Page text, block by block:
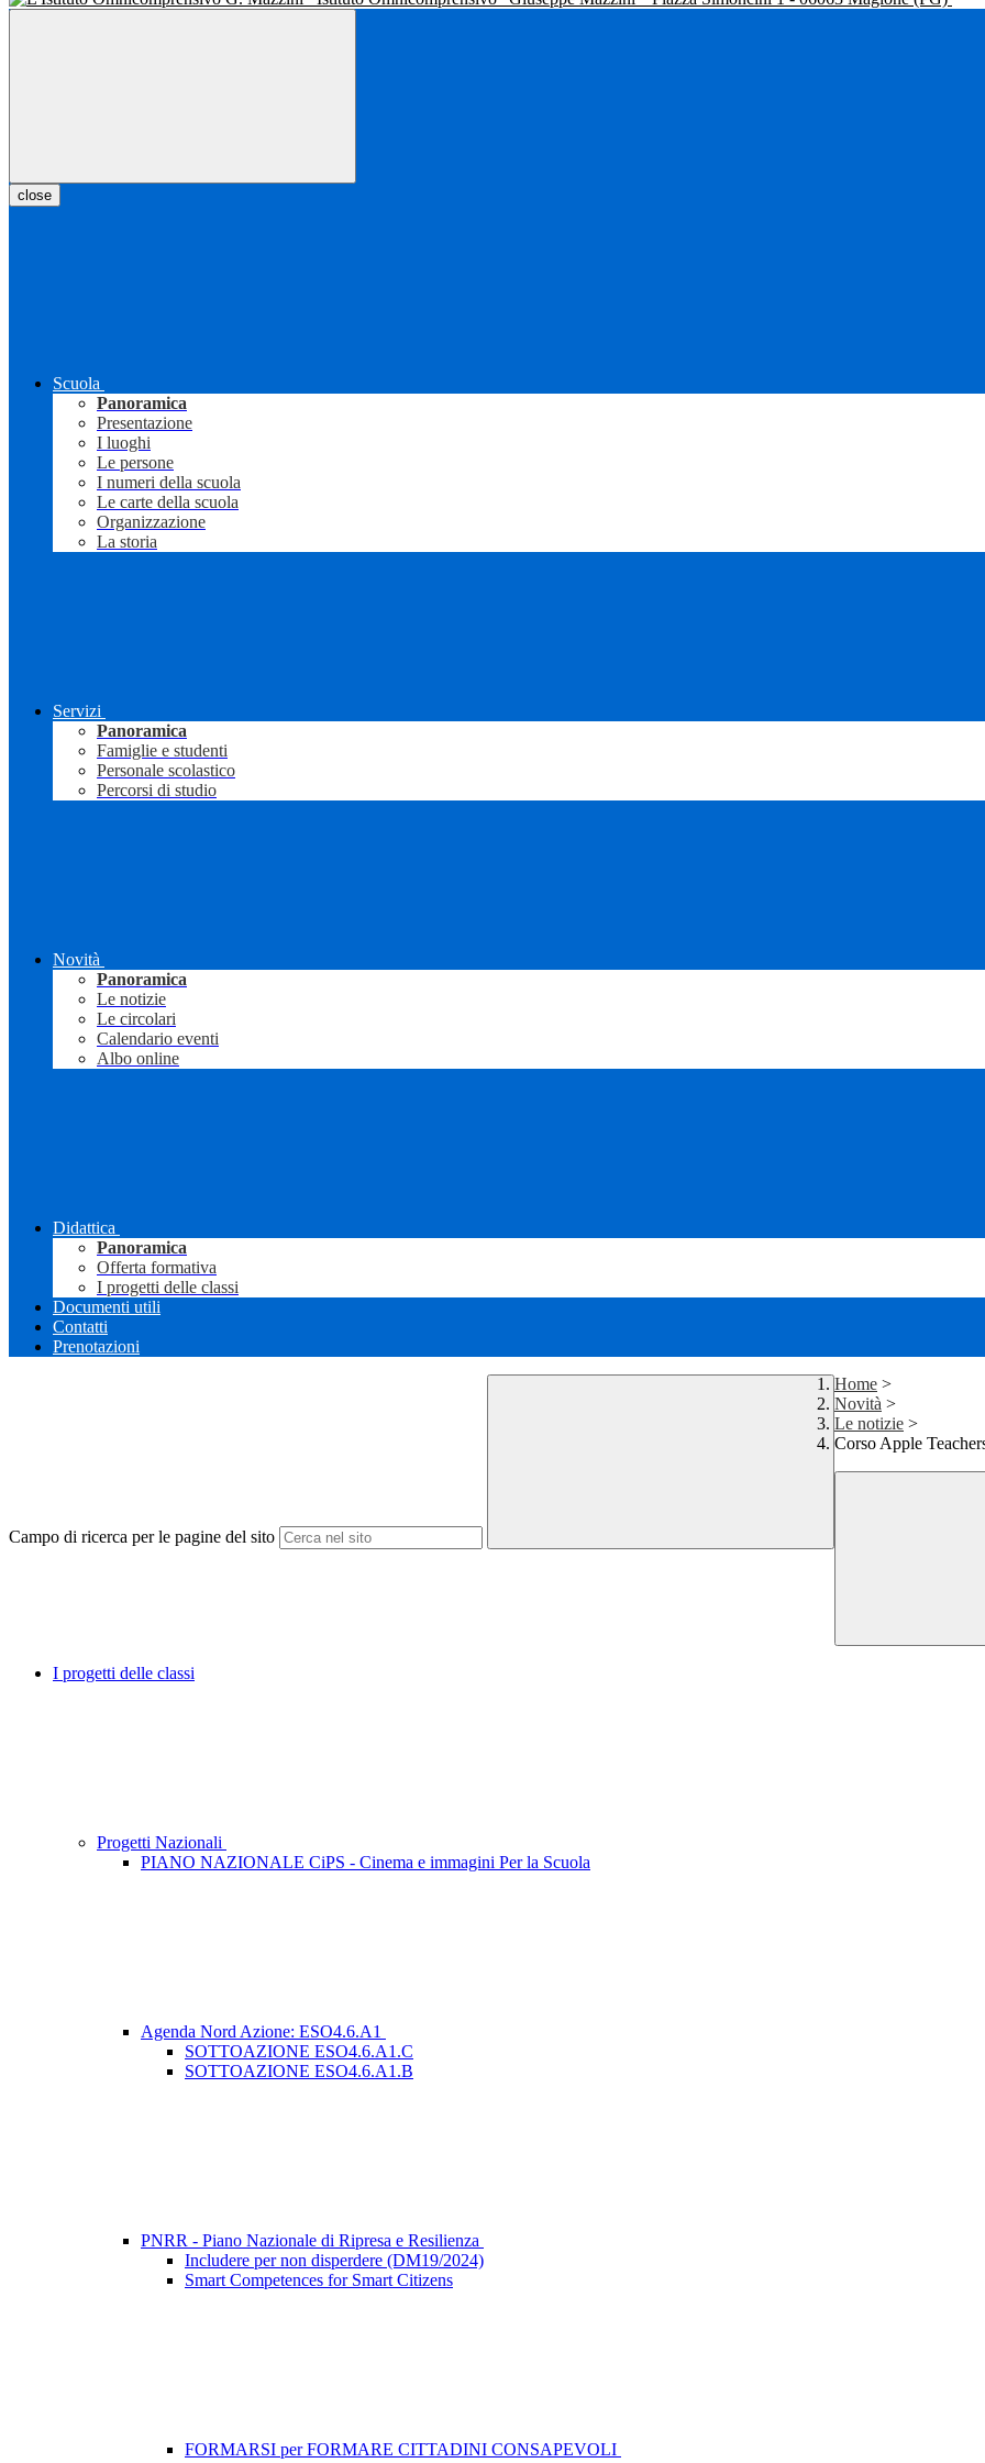
close
Scuola
Panoramica
Presentazione
I luoghi
Le persone
I numeri della scuola
Le carte della scuola
Organizzazione
La storia
Servizi
Panoramica
Famiglie e studenti
Personale scolastico
Percorsi di studio
Novità
Panoramica
Le notizie
Le circolari
Calendario eventi
Albo online
Didattica
Panoramica
Offerta formativa
I progetti delle classi
Documenti utili
Contatti
Prenotazioni
Campo di ricerca per le pagine del sito
Home >
Novità >
Le notizie >
Corso Apple
I progetti delle classi
Progetti Nazionali
PIANO NAZIONALE CiPS - Cinema e immagini Per la Scuola
Agenda Nord Azione: ESO4.6.A1
SOTTOAZIONE ESO4.6.A1.C
SOTTOAZIONE ESO4.6.A1.B
PNRR - Piano Nazionale di Ripresa e Resilienza
Includere per non disperdere (DM19/2024)
Smart Competences for Smart Citizens
FORMARSI per FORMARE CITTADINI CONSAPEVOLI